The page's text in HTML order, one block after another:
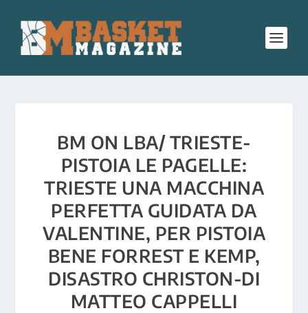
BM ON LBA/ TRIESTE-
PISTOIA LE PAGELLE:
TRIESTE UNA MACCHINA
PERFETTA GUIDATA DA
VALENTINE, PER PISTOIA
BENE FORREST E KEMP,
DISASTRO CHRISTON-DI
MATTEO CAPPELLI